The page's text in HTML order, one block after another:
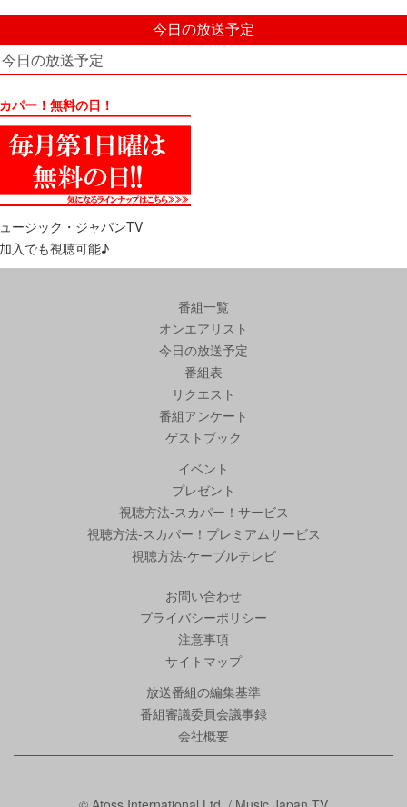
今日の放送予定
今日の放送予定
パー！無料の日！
ージック・ジャパンTV
入でも視聴可能♪
番組一覧
オンエアリスト
今日の放送予定
番組表
リクエスト
番組アンケート
ゲストブック
イベント
プレゼント
視聴方法-スカパー！サービス
視聴方法-スカパー！プレミアムサービス
視聴方法-ケーブルテレビ
お問い合わせ
プライバシーポリシー
注意事項
サイトマップ
放送番組の編集基準
番組審議委員会議事録
会社概要